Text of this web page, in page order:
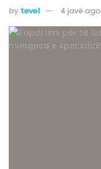
by teve1 4 javë ago